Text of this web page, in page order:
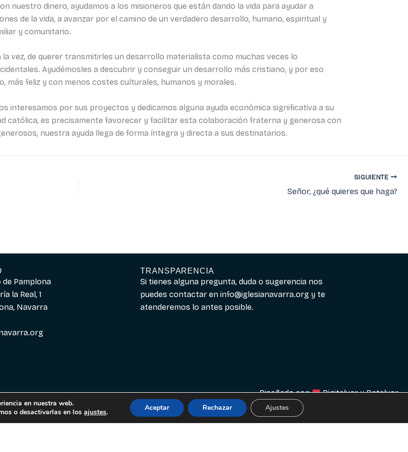
nuestro dinero, ayudamos a los misioneros que están dando la vida para ayudar a
de la vida, a avanzar por el camino de un verdadero desarrollo, humano, espiritual y
y comunitario.
vez, de querer transmitirles un desarrollo materialista como muchas veces lo
Ayudémosles a descubrir y conseguir un desarrollo más cristiano, y por eso
más feliz y con menos costes culturales, humanos y morales.
interesamos por sus proyectos y dedicamos alguna ayuda económica significativa a su
católica, es precisamente favorecer y facilitar esta colaboración fraterna y generosa con
nuestra ayuda llega de forma íntegra y directa a sus destinatarios.
SIGUIENTE
Señor, ¿qué quieres que haga?
Pamplona
la Real, 1
Navarra
TRANSPARENCIA
Si tienes alguna pregunta, duda o sugerencia nos
puedes contactar eninfo@iglesianavarra.org y te
atenderemos lo antes posible.
Diseñado con DigitalvaryDatalvar
en nuestra web.
o desactivarlas en losajustes. Aceptar Rechazar Ajustes